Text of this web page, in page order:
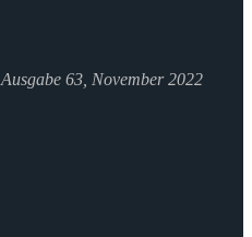
Ausgabe 63, November 2022